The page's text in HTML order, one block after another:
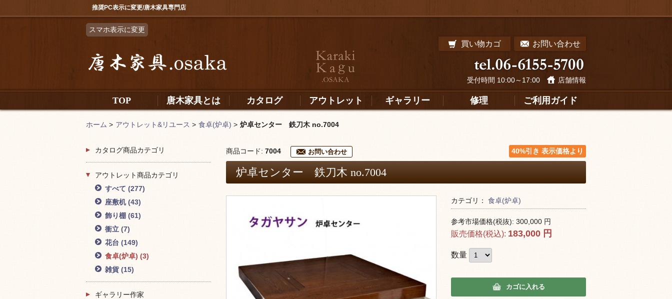
推奨PC表示に変更/唐木家具専門店
スマホ表示に変更
買い物カゴ お問い合わせ
受付時間 10:00～17:00 店舗情報
TOP 唐木家具とは カタログ アウトレット ギャラリー 修理 ご利用ガイド
ホーム > アウトレット&リユース > 食卓(炉卓) > 炉卓センター 鉄刀木 no.7004
商品コード: 7004 お問い合わせ 40%引き 表示価格より
炉卓センター 鉄刀木 no.7004
カテゴリ： 食卓(炉卓)
参考市場価格(税抜): 300,000 円
販売価格(税込): 183,000 円
数量
カゴに入れる
カタログ商品カテゴリ
アウトレット商品カテゴリ
すべて (277)
座敷机(43)
飾り棚 (61)
衝立 (7)
花台 (149)
食卓(炉卓) (3)
雑貨 (15)
ギャラリー作家